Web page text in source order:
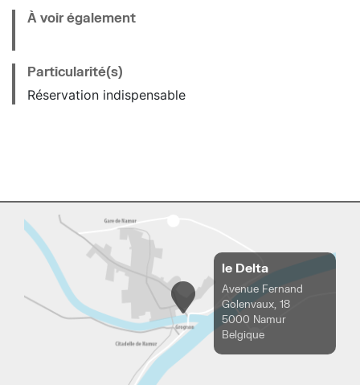
À voir également
Particularité(s)
Réservation indispensable
le Delta
Avenue Fernand
Golenvaux, 18
5000 Namur
Belgique